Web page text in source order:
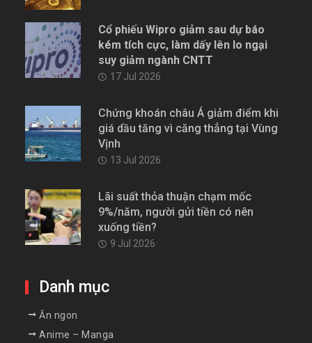
Cổ phiếu Wipro giảm sau dự báo
kém tích cực, làm dấy lên lo ngại
suy giảm ngành CNTT
17 Jul 2026
Chứng khoán châu Á giảm điểm khi
giá dầu tăng vì căng thẳng tại Vùng
Vịnh
13 Jul 2026
Lãi suất thỏa thuận chạm mốc
9%/năm, người gửi tiền có nên
xuống tiền?
9 Jul 2026
Danh mục
Ăn ngon
Anime – Manga